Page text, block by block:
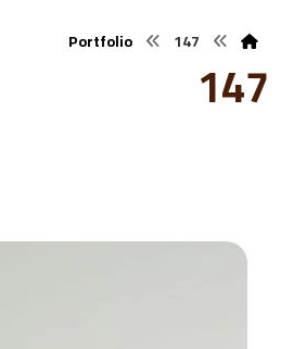
Portfolio 147
147